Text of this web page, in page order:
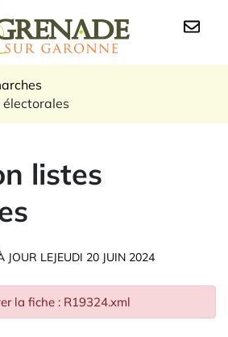
Logo Grenade sur
listes
JOUR LEJEUDI 20 JUIN 2024
la fiche : R19324.xml